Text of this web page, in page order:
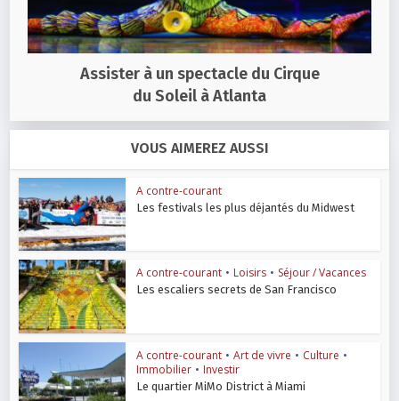
Assister à un spectacle du Cirque
du Soleil à Atlanta
VOUS AIMEREZ AUSSI
A contre-courant
Les festivals les plus déjantés du Midwest
A contre-courant • Loisirs • Séjour / Vacances
Les escaliers secrets de San Francisco
A contre-courant • Art de vivre • Culture •
Immobilier • Investir
Le quartier MiMo District à Miami